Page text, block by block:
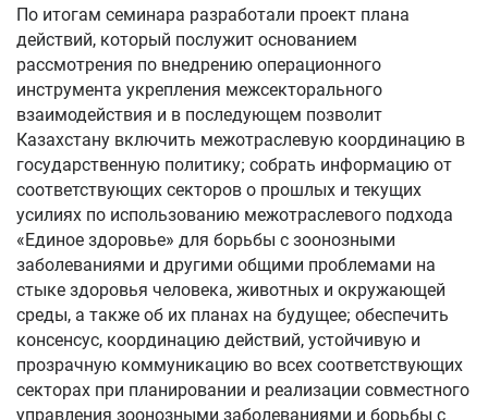
По итогам семинара разработали проект плана
действий, который послужит основанием
рассмотрения по внедрению операционного
инструмента укрепления межсекторального
взаимодействия и в последующем позволит
Казахстану включить межотраслевую координацию в
государственную политику; собрать информацию от
соответствующих секторов о прошлых и текущих
усилиях по использованию межотраслевого подхода
«Единое здоровье» для борьбы с зоонозными
заболеваниями и другими общими проблемами на
стыке здоровья человека, животных и окружающей
среды, а также об их планах на будущее; обеспечить
консенсус, координацию действий, устойчивую и
прозрачную коммуникацию во всех соответствующих
секторах при планировании и реализации совместного
управления зоонозными заболеваниями и борьбы с